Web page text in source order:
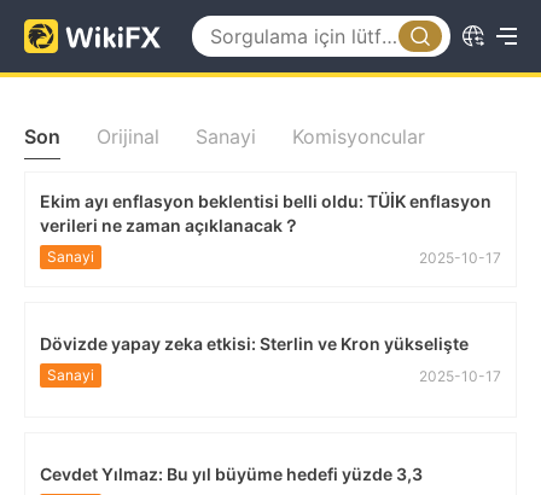
Son Orijinal Sanayi Komisyoncular
Ekim ayı enflasyon beklentisi belli oldu: TÜİK enflasyon
verileri ne zaman açıklanacak？
Sanayi 2025-10-17
Dövizde yapay zeka etkisi: Sterlin ve Kron yükselişte
Sanayi 2025-10-17
Cevdet Yılmaz: Bu yıl büyüme hedefi yüzde 3,3